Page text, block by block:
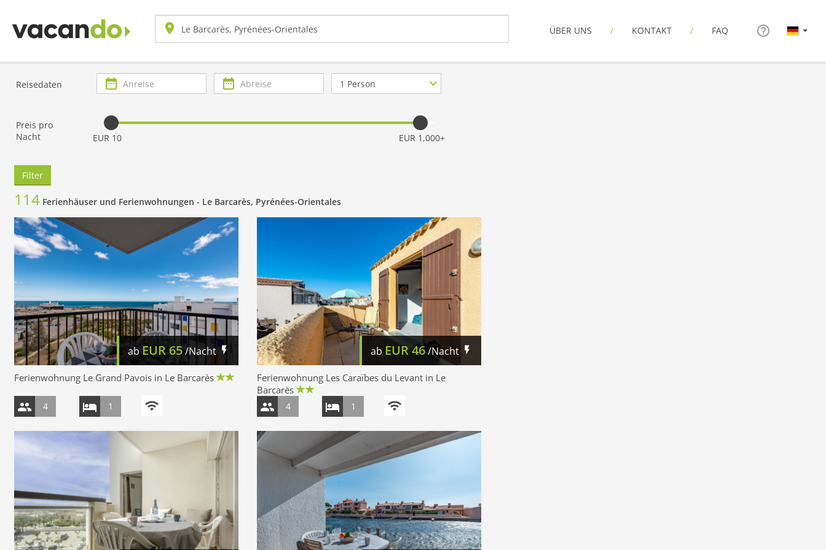
ÜBER UNS KONTAKT FAQ
Reisedaten Anreise Abreise
Anzahl
Personen
Preis pro
Nacht
EUR 10 EUR 1,000+
Filter
114 Ferienhäuser und Ferienwohnungen - Le Barcarès, Pyrénées-Orientales
abEUR 65/Nacht
Ferienwohnung Le Grand Pavois in Le Barcarès
4 1
ab EUR46/Nacht
Ferienwohnung Les Caraïbes du Levant in Le
Barcarès
4 1